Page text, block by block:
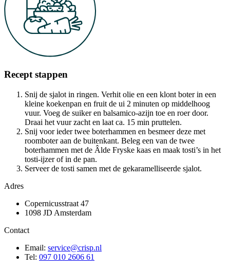
Recept stappen
Snij de sjalot in ringen. Verhit olie en een klont boter in een
kleine koekenpan en fruit de ui 2 minuten op middelhoog
vuur. Voeg de suiker en balsamico-azijn toe en roer door.
Draai het vuur zacht en laat ca. 15 min pruttelen.
Snij voor ieder twee boterhammen en besmeer deze met
roomboter aan de buitenkant. Beleg een van de twee
boterhammen met de Âlde Fryske kaas en maak tosti’s in het
tosti-ijzer of in de pan.
Serveer de tosti samen met de gekaramelliseerde sjalot.
Adres
Copernicusstraat 47
1098 JD Amsterdam
Contact
Email: service@crisp.nl
Tel: 097 010 2606 61